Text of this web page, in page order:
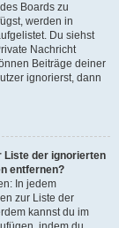
Boards zu
werden in
Du siehst
Nachricht
Beiträge deiner
ignorierst, dann
Liste der ignorierten
entfernen?
In jedem
zur Liste der
kannst du im